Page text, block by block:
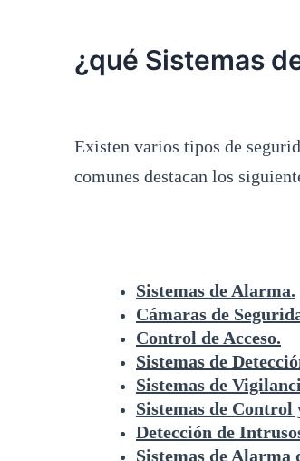
¿qué Sistemas
Existen varios tipos de
comunes destacan los
Sistemas de Alarma.
Cámaras de
Control de Acceso.
Sistemas de
Sistemas de
Sistemas de
Detección de
Sistemas de Alarma